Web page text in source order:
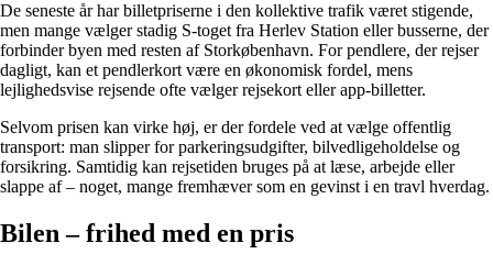
De seneste år har billetpriserne i den kollektive trafik været stigende,
men mange vælger stadig S-toget fra Herlev Station eller busserne, der
forbinder byen med resten af Storkøbenhavn. For pendlere, der rejser
dagligt, kan et pendlerkort være en økonomisk fordel, mens
lejlighedsvise rejsende ofte vælger rejsekort eller app-billetter.
Selvom prisen kan virke høj, er der fordele ved at vælge offentlig
transport: man slipper for parkeringsudgifter, bilvedligeholdelse og
forsikring. Samtidig kan rejsetiden bruges på at læse, arbejde eller
slappe af – noget, mange fremhæver som en gevinst i en travl hverdag.
Bilen – frihed med en pris